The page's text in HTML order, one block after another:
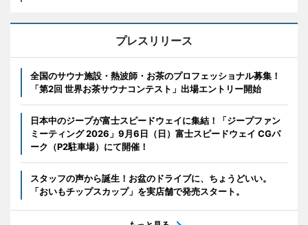
プレスリリース
全国のサウナ施設・熱波師・お茶のプロフェッショナル募集！
「第2回 世界お茶サウナコンテスト」出場エントリー開始
日本中のジープが富士スピードウェイに集結！「ジープファン
ミーティング 2026」9月6日（日）富士スピードウェイ CGパ
ーク（P2駐車場）にて開催！
スタッフの声から誕生！お盆のドライブに、ちょうどいい。
「おいもチップスカップ」を実店舗で発売スタート。